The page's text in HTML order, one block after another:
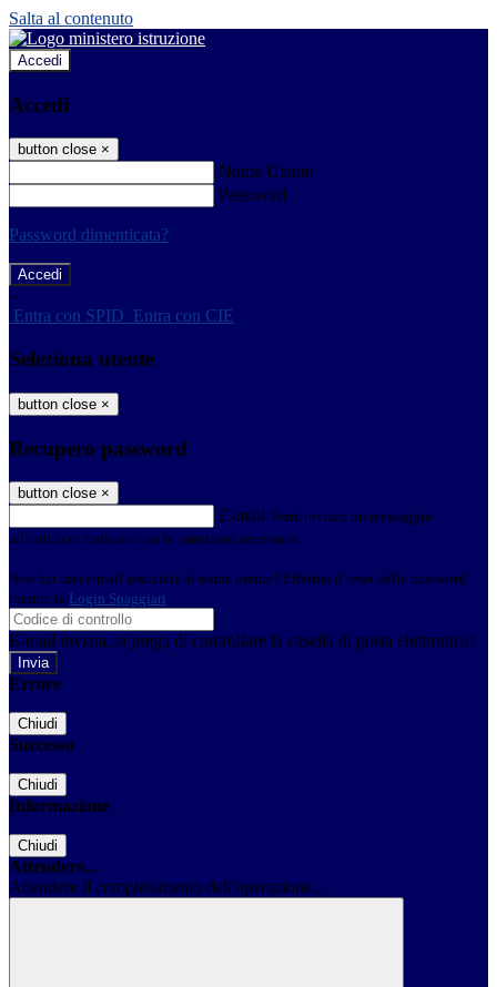
Salta al contenuto
Accedi
Accedi
button close ×
Nome Utente
Password
Password dimenticata?
-
Entra con SPID Entra con CIE
Seleziona utente
button close ×
Recupero password
button close ×
E-mail Verrà inviato un messaggio
all'indirizzo indicato con le istruzioni necessarie.
Non hai una e-mail associata al nome utente? Effettua il reset della password
tramite la Login Spaggiari
E-mail inviata, si prega di controllare la casella di posta elettronica!
Errore
Chiudi
Successo
Chiudi
Informazione
Chiudi
Attendere...
Attendere il completamento dell'operazione...